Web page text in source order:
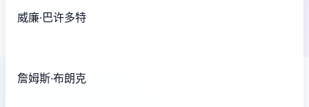
威廉·巴许多特
詹姆斯·布朗克